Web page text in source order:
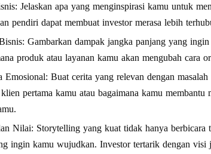
Jelaskan apa yang menginspirasi kamu untuk
pendiri dapat membuat investor merasa lebih
Gambarkan dampak jangka panjang yang
produk atau layanan kamu akan mengubah cara
Emosional: Buat cerita yang relevan dengan
pertama kamu atau bagaimana kamu membantu
Nilai: Storytelling yang kuat tidak hanya berbicara
ingin kamu wujudkan. Investor tertarik dengan visi